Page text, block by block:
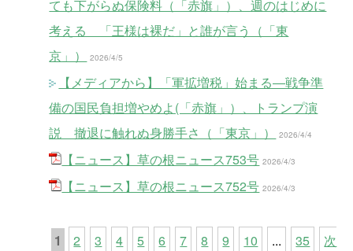
ても下がらぬ保険料（「赤旗」）、週のはじめに
考える 「王様は裸だ」と誰が言う（「東
京」）
2026/4/5
【メディアから】「軍拡増税」始まる―戦争準
備の国民負担増やめよ(「赤旗」）、トランプ演
説 撤退に触れぬ身勝手さ（「東京」）
2026/4/4
【ニュース】草の根ニュース753号 2026/4/3
【ニュース】草の根ニュース752号 2026/4/3
1 2 3 4 5 6 7 8 9 10 ... 35
次